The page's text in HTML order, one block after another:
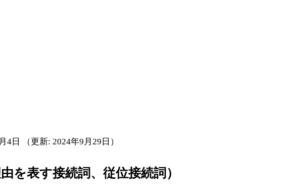
4日 （更新: 2024年9月29日）
を表す接続詞、従位接続詞）